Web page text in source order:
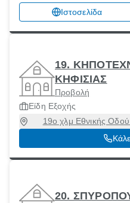
Ιστοσελίδα
19.
ΚΗΦΙΣΙΑΣ
Προβολή
Είδη Εξοχής
19ο χλμ Εθνικής
20.